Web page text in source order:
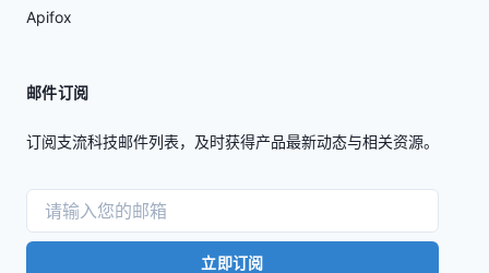
Apifox
邮件订阅
订阅支流科技邮件列表，及时获得产品最新动态与相关资源。
立即订阅